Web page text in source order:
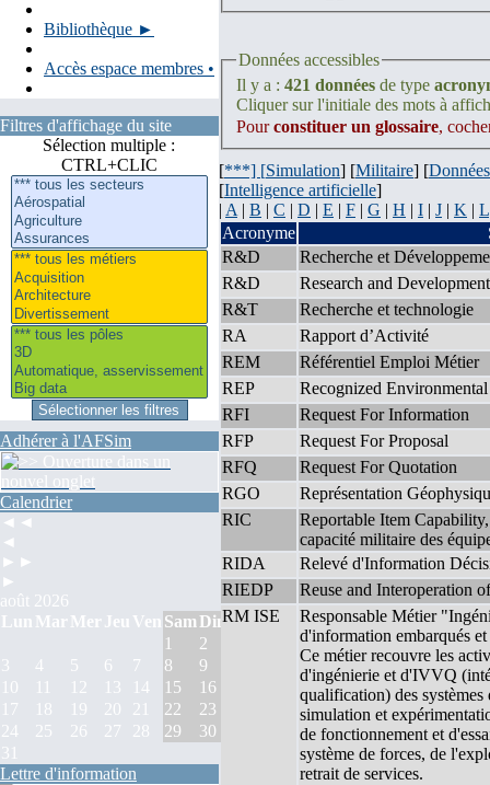
Bibliothèque ►
Accès espace membres •
Filtres d'affichage du site
Sélection multiple :
CTRL+CLIC
Adhérer à l'AFSim
Calendrier
◄◄
◄
►►
►
août 2026
Lun Mar Mer Jeu Ven Sam Dim
1
2
3
4 5 6 7 8
9
10
11 12 13 14 15
16
17
18 19 20 21 22
23
24
25 26 27 28 29
30
31
Lettre d'information
Données accessibles
Il y a : 421 données de type
Cliquer sur l'initiale des mots à
Pourconstituer un glossaire,
[***] [Simulation] [Militaire] [Données
[Intelligence artificielle]
| A | B | C | D | E | F | G | H | I | J | K | L
Acronyme
R&D
Recherche et
R&D
Research and Development
R&T
Recherche et technologie
RA
Rapport d’Activité
REM
Référentiel Emploi Métier
REP
Recognized
RFI
Request For Information
RFP
Request For Proposal
RFQ
Request For Quotation
RGO
Représentation
RIC
Reportable Item
capacité militaire des
RIDA
Relevé d'Information
RIEDP
Reuse and Interoperation
RM ISE
Responsable Métier
d'information embarqués
Ce métier recouvre les
d'ingénierie et d'IVVQ
qualification) des
simulation et
de fonctionnement et
système de forces, de
retrait de services.